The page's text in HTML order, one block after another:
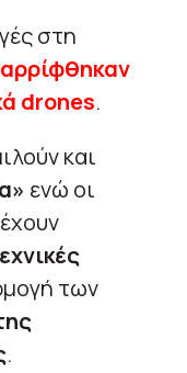
στη
drones.
και
ενώ οι
των
.